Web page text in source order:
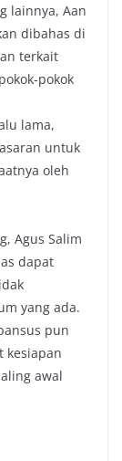
lainnya, Aan
dibahas di
terkait
pokok
lama,
untuk
oleh
Agus Salim
dapat
yang ada.
pun
kesiapan
awal